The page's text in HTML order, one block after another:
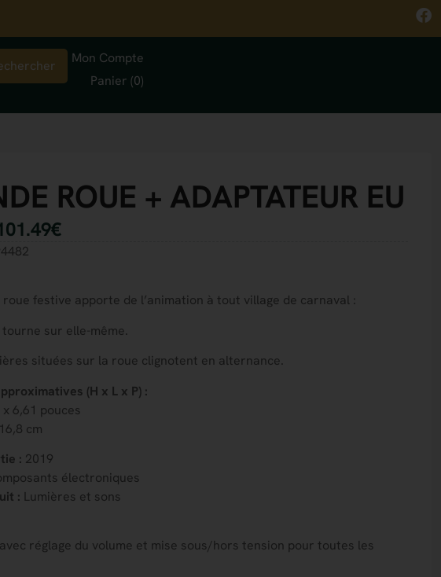
Mon Compte
Panier (0)
ROUE + ADAPTATEUR EU
€
festive apporte de l’animation à tout village de carnaval :
tourne sur elle-même.
situées sur la roue clignotent en alternance.
(H x L x P) :
6,61 pouces
cm
: 2019
électroniques
: Lumières et sons
réglage du volume et mise sous/hors tension pour toutes les